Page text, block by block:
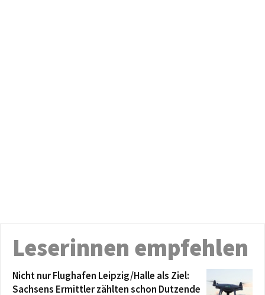
Leserinnen empfehlen
Nicht nur Flughafen Leipzig/Halle als Ziel:
Sachsens Ermittler zählten schon Dutzende